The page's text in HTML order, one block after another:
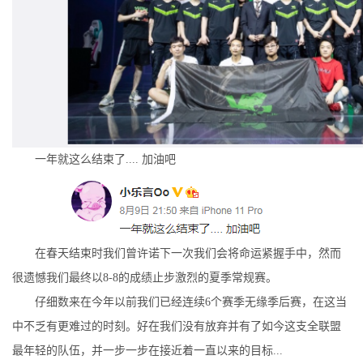
一年就这么结束了.... 加油吧
在春天结束时我们曾许诺下一次我们会将命运紧握手中，然而
很遗憾我们最终以8-8的成绩止步激烈的夏季常规赛。
仔细数来在今年以前我们已经连续6个赛季无缘季后赛，在这当
中不乏有更难过的时刻。好在我们没有放弃并有了如今这支全联盟
最年轻的队伍，并一步一步在接近着一直以来的目标...